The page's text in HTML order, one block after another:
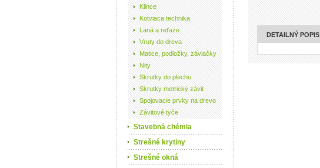
DETAILNÝ POPIS
Klince
Kotviaca technika
Laná a reťaze
Vruty do dreva
Matice, podložky, závlačky
Nity
Skrutky do plechu
Skrutky metrický závit
Spojovacie prvky na drevo
Závitové tyče
Stavebná chémia
Strešné krytiny
Strešné okná